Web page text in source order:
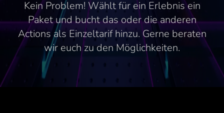
Kein Problem! Wählt für ein Erlebnis ein
Paket und bucht das oder die anderen
Actions als Einzeltarif hinzu. Gerne beraten
wir euch zu den Möglichkeiten.